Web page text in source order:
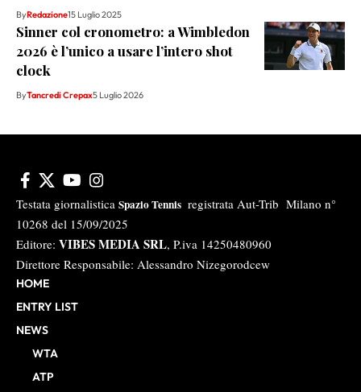
ByRedazione15 Luglio 2025
Sinner col cronometro: a Wimbledon
2026 è l’unico a usare l’intero shot
clock
ByTancredi Crepax5 Luglio 2026
Testata giornalistica Spazio Tennis registrata Aut-Trib Milano n°
10268 del 15/09/2025
Editore: VIBES MEDIA SRL, P.iva 14250480960
Direttore Responsabile: Alessandro Nizegorodcew
HOME
ENTRY LIST
NEWS
WTA
ATP